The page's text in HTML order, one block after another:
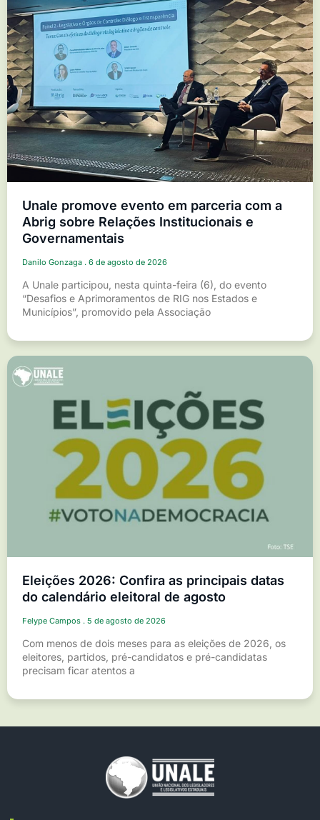
Unale promove evento em parceria com a
Abrig sobre Relações Institucionais e
Governamentais
Danilo Gonzaga 6 de agosto de 2026
A Unale participou, nesta quinta-feira (6), do evento
“Desafios e Aprimoramentos de RIG nos Estados e
Municípios”, promovido pela Associação
Eleições 2026: Confira as principais datas
do calendário eleitoral de agosto
Felype Campos 5 de agosto de 2026
Com menos de dois meses para as eleições de 2026, os
eleitores, partidos, pré-candidatos e pré-candidatas
precisam ficar atentos a